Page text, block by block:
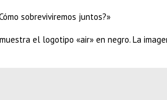
sobreviviremos juntos?»
el logotipo «air» en negro. La